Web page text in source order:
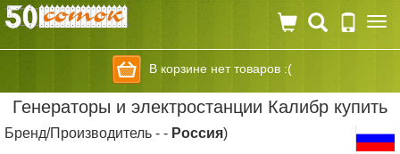
В корзине нет товаров :(
Генераторы и электростанции Калибр купить
Бренд/Производитель - - Россия)